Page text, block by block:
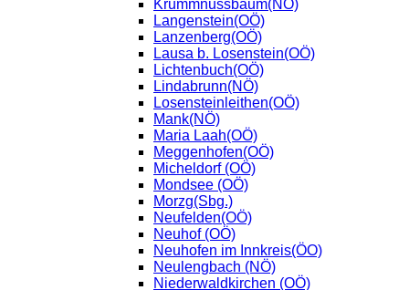
Krummnussbaum(NÖ)
Langenstein(OÖ)
Lanzenberg(OÖ)
Lausa b. Losenstein(OÖ)
Lichtenbuch(OÖ)
Lindabrunn(NÖ)
Losensteinleithen(OÖ)
Mank(NÖ)
Maria Laah(OÖ)
Meggenhofen(OÖ)
Micheldorf (OÖ)
Mondsee (OÖ)
Morzg(Sbg.)
Neufelden(OÖ)
Neuhof (OÖ)
Neuhofen im Innkreis(ÖO)
Neulengbach (NÖ)
Niederwaldkirchen (OÖ)